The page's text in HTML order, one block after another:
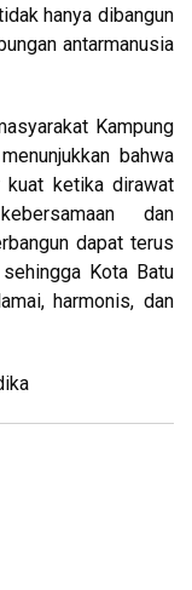
hanya dibangun
antarmanusia
Kampung
bahwa
kuat ketika dirawat
dan
dapat terus
Kota Batu
harmonis, dan